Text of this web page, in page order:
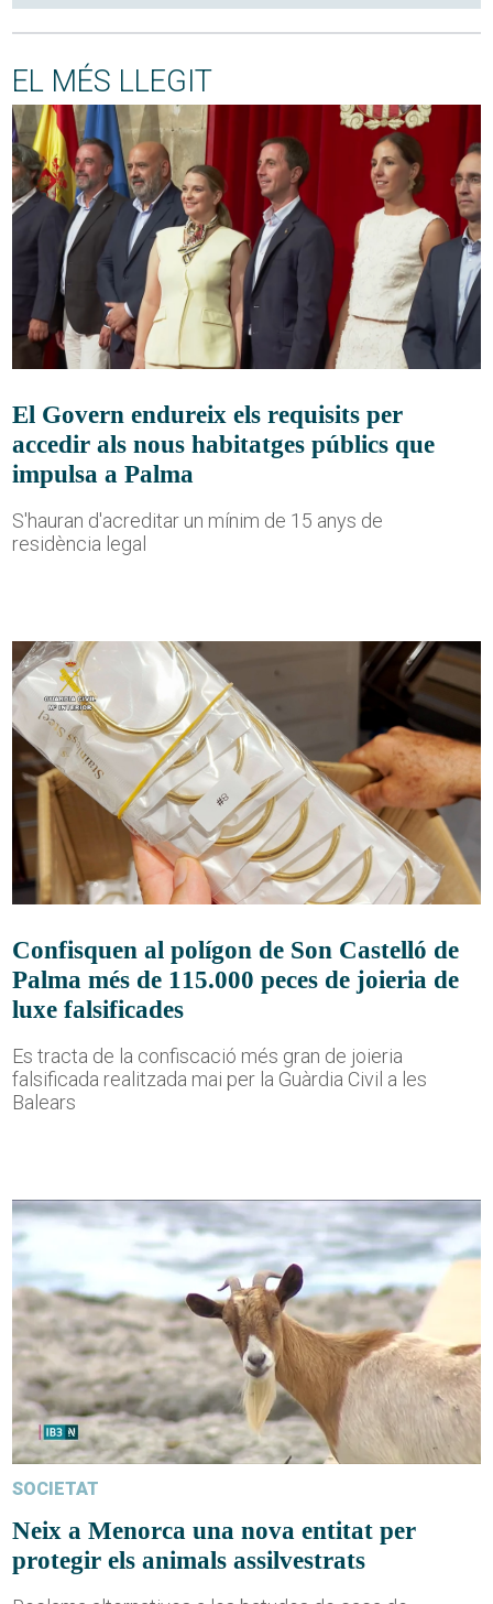
EL MÉS LLEGIT
El Govern endureix els requisits per
accedir als nous habitatges públics que
impulsa a Palma
S'hauran d'acreditar un mínim de 15 anys de
residència legal
Confisquen al polígon de Son Castelló de
Palma més de 115.000 peces de joieria de
luxe falsificades
Es tracta de la confiscació més gran de joieria
falsificada realitzada mai per la Guàrdia Civil a les
Balears
SOCIETAT
Neix a Menorca una nova entitat per
protegir els animals assilvestrats